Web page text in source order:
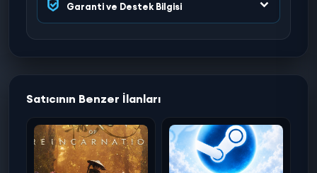
Garanti ve Destek Bilgisi
Satıcının Benzer İlanları